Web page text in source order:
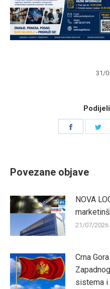
31/
Povezane objave
NOVA
21/07/2026
Crna
sistema i